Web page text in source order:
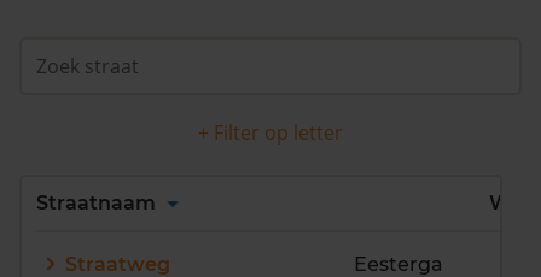
+ Filter op letter
Alles
Straatnaam Wijk
Straatweg Eesterga